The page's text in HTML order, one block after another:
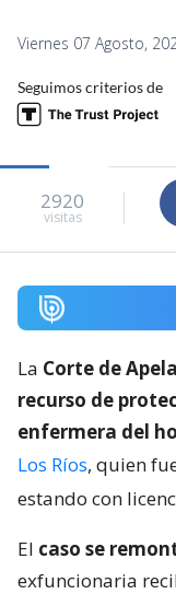
Viernes 07 Agosto,
Seguimos criterios de
2920
visitas
La Corte de
recurso de
enfermera del
Los Ríos, quien
estando con
El caso se
exfuncionaria